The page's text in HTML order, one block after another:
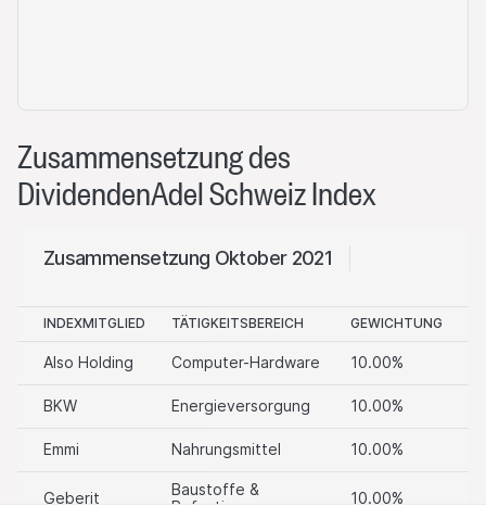
Zusammensetzung des
DividendenAdel Schweiz Index
Zusammensetzung Oktober 2021
INDEXMITGLIED TÄTIGKEITSBEREICH GEWICHTUNG
Also Holding Computer-Hardware 10.00%
BKW Energieversorgung 10.00%
Emmi Nahrungsmittel 10.00%
Geberit
Baustoffe &
Befestigungen
10.00%